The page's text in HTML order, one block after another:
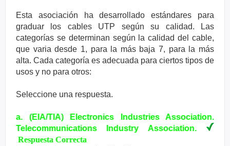
Esta asociación ha desarrollado estándares para
graduar los cables UTP según su calidad. Las
categorías se determinan según la calidad del cable,
que varia desde 1, para la más baja 7, para la más
alta. Cada categoría es adecuada para ciertos tipos de
usos y no para otros:
Seleccione una respuesta.
a. (EIA/TIA) Electronics Industries Association.
Telecommunications Industry Association.
Respuesta Correcta